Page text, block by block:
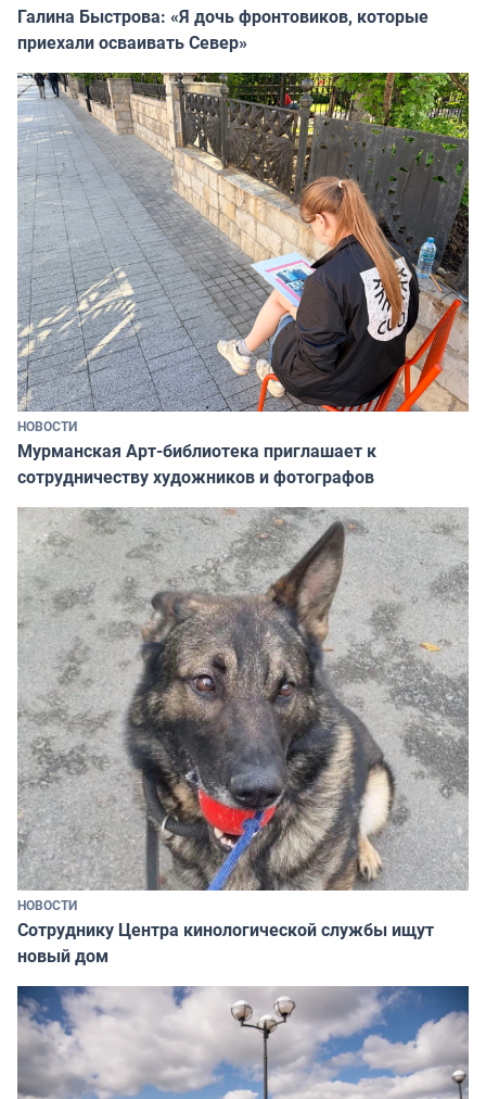
Галина Быстрова: «Я дочь фронтовиков, которые
приехали осваивать Север»
НОВОСТИ
Мурманская Арт-библиотека приглашает к
сотрудничеству художников и фотографов
НОВОСТИ
Сотруднику Центра кинологической службы ищут
новый дом